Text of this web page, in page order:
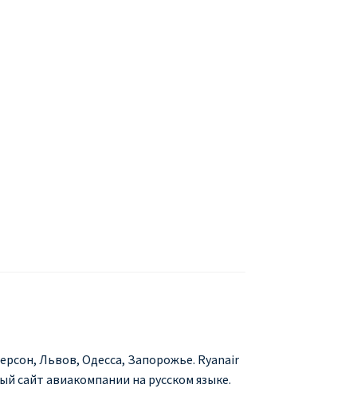
от € 9
Львов, Одесса, Запорожье. Ryanair
сайт авиакомпании на русском языке.